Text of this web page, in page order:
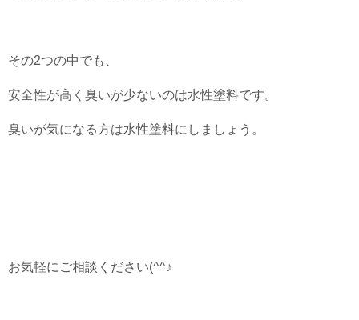
その2つの中でも、
安全性が高く臭いが少ないのは水性塗料です。
臭いが気になる方は水性塗料にしましょう。
お気軽にご相談ください(^^♪